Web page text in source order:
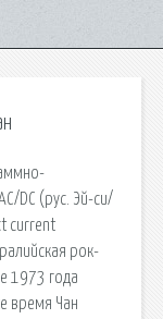
DC (рус. Эй-си/
current
рок-
1973 года
время Чан